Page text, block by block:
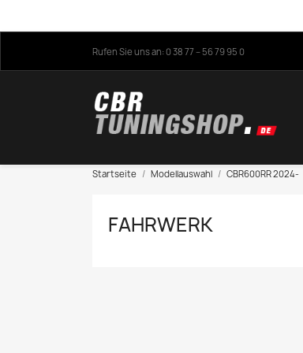
Rufen Sie uns an:0 38 77 – 56 79 95 0
Startseite Modellauswahl CBR600RR 2024-
FAHRWERK